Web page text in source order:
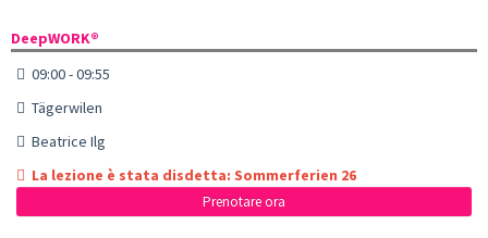
DeepWORK®
09:00 - 09:55
Tägerwilen
Beatrice Ilg
La lezione è stata disdetta: Sommerferien 26
Prenotare ora